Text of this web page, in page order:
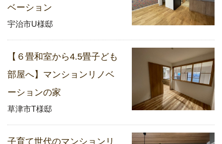
ベーション
宇治市U様邸
【６畳和室から4.5畳子ども
部屋へ】マンションリノベ
ーションの家
草津市T様邸
子育て世代のマンションリ